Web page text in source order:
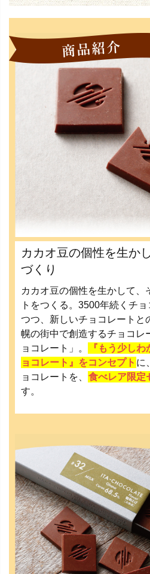
カカオ豆の個性を生か
づくり
カカオ豆の個性を生かして、
トをつくる。3500年続くチ
つつ、新しいチョコレートと
幌の街中で創造するチョコレ
ョコレート」。
『もう少し
ョコレート』をコンセプト に
ョコレートを、 食べレア限定
す。